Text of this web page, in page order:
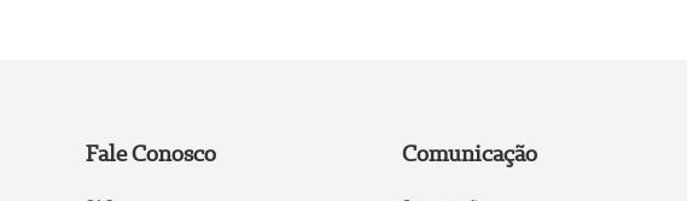
Fale Conosco Comunicação